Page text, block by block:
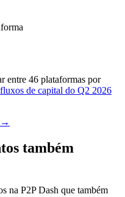
entre 46 plataformas por
de capital do Q2 2026
→
também
na P2P Dash que também